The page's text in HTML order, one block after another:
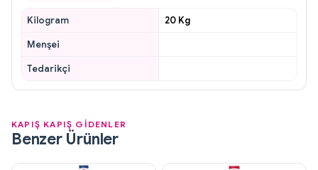
Kilogram
20 Kg
Menşei
Tedarikçi
KAPIŞ KAPIŞ GİDENLER
Benzer Ürünler